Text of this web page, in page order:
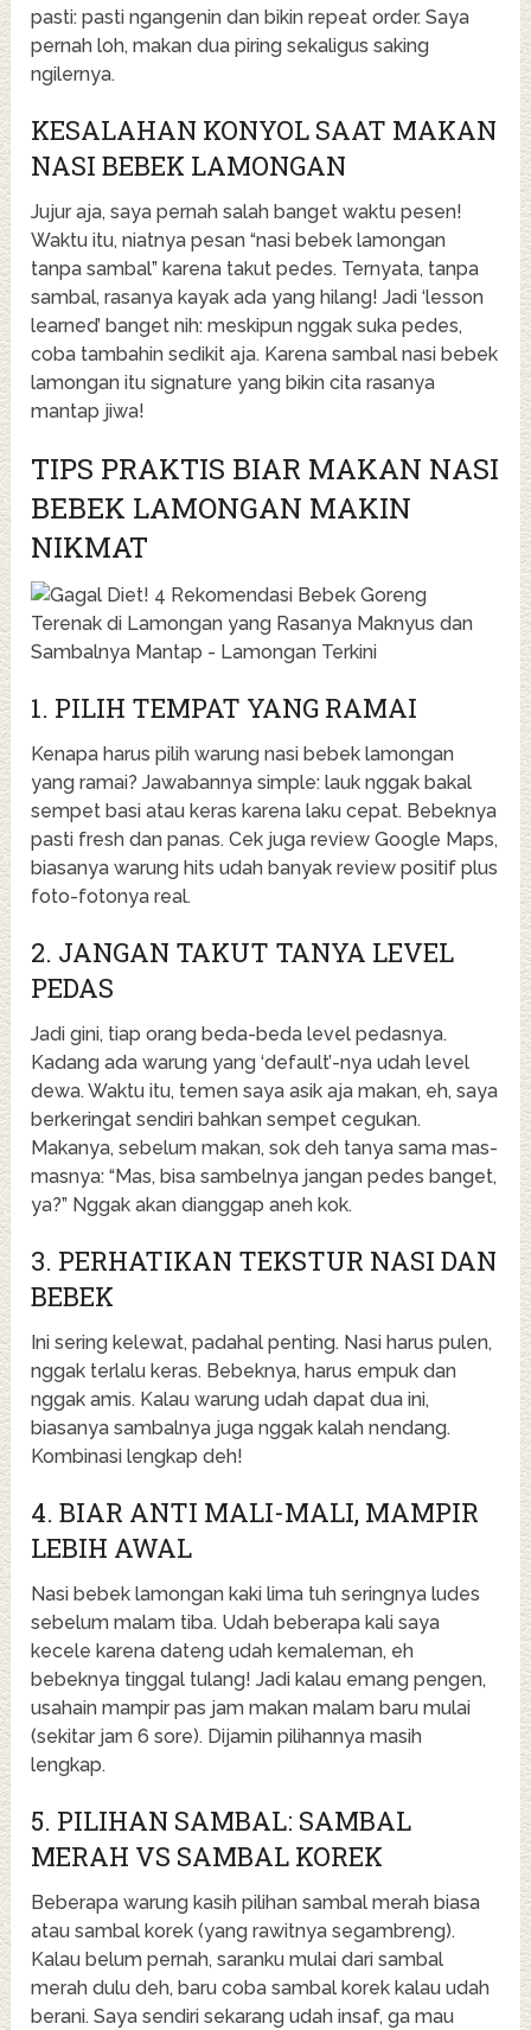
pasti: pasti ngangenin dan bikin repeat order. Saya
pernah loh, makan dua piring sekaligus saking
ngilernya.
KESALAHAN KONYOL SAAT MAKAN
NASI BEBEK LAMONGAN
Jujur aja, saya pernah salah banget waktu pesen!
Waktu itu, niatnya pesan “nasi bebek lamongan
tanpa sambal” karena takut pedes. Ternyata, tanpa
sambal, rasanya kayak ada yang hilang! Jadi ‘lesson
learned’ banget nih: meskipun nggak suka pedes,
coba tambahin sedikit aja. Karena sambal nasi bebek
lamongan itu signature yang bikin cita rasanya
mantap jiwa!
TIPS PRAKTIS BIAR MAKAN NASI
BEBEK LAMONGAN MAKIN
NIKMAT
1. PILIH TEMPAT YANG RAMAI
Kenapa harus pilih warung nasi bebek lamongan
yang ramai? Jawabannya simple: lauk nggak bakal
sempet basi atau keras karena laku cepat. Bebeknya
pasti fresh dan panas. Cek juga review Google Maps,
biasanya warung hits udah banyak review positif plus
foto-fotonya real.
2. JANGAN TAKUT TANYA LEVEL
PEDAS
Jadi gini, tiap orang beda-beda level pedasnya.
Kadang ada warung yang ‘default’-nya udah level
dewa. Waktu itu, temen saya asik aja makan, eh, saya
berkeringat sendiri bahkan sempet cegukan.
Makanya, sebelum makan, sok deh tanya sama mas-
masnya: “Mas, bisa sambelnya jangan pedes banget,
ya?” Nggak akan dianggap aneh kok.
3. PERHATIKAN TEKSTUR NASI DAN
BEBEK
Ini sering kelewat, padahal penting. Nasi harus pulen,
nggak terlalu keras. Bebeknya, harus empuk dan
nggak amis. Kalau warung udah dapat dua ini,
biasanya sambalnya juga nggak kalah nendang.
Kombinasi lengkap deh!
4. BIAR ANTI MALI-MALI, MAMPIR
LEBIH AWAL
Nasi bebek lamongan kaki lima tuh seringnya ludes
sebelum malam tiba. Udah beberapa kali saya
kecele karena dateng udah kemaleman, eh
bebeknya tinggal tulang! Jadi kalau emang pengen,
usahain mampir pas jam makan malam baru mulai
(sekitar jam 6 sore). Dijamin pilihannya masih
lengkap.
5. PILIHAN SAMBAL: SAMBAL
MERAH VS SAMBAL KOREK
Beberapa warung kasih pilihan sambal merah biasa
atau sambal korek (yang rawitnya segambreng).
Kalau belum pernah, saranku mulai dari sambal
merah dulu deh, baru coba sambal korek kalau udah
berani. Saya sendiri sekarang udah insaf, ga mau